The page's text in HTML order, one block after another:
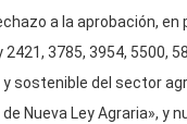
a la aprobación,
3785, 3954, 5500,
sostenible del sector
Nueva Ley Agraria», y